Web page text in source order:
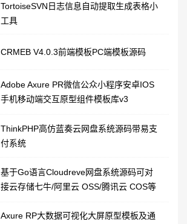
TortoiseSVN日志信息自动提取生成表格小
工具
CRMEB V4.0.3前端模板PC端模板源码
Adobe Axure PR微信公众小程序安卓IOS
手机移动端交互原型组件模板库v3
ThinkPHP高仿蓝奏云网盘系统源码带易支
付系统
基于Go语言Cloudreve网盘系统源码可对
接云存储七牛/阿里云 OSS/腾讯云 COS等
Axure RP大数据可视化大屏原型模板及通